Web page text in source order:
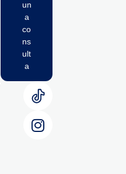
un
a
co
ns
ult
a